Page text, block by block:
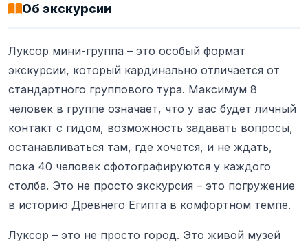
Об экскурсии
Луксор мини-группа – это особый формат
экскурсии, который кардинально отличается от
стандартного группового тура. Максимум 8
человек в группе означает, что у вас будет личный
контакт с гидом, возможность задавать вопросы,
останавливаться там, где хочется, и не ждать,
пока 40 человек сфотографируются у каждого
столба. Это не просто экскурсия – это погружение
в историю Древнего Египта в комфортном темпе.
Луксор – это не просто город. Это живой музей